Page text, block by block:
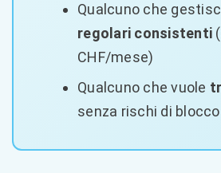
Qualcuno che
regolari consistenti
CHF/mese)
Qualcuno che vuole
senza rischi di blocco